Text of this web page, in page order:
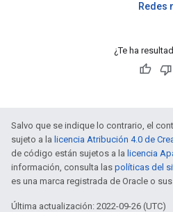
Redes
¿Te ha
Salvo que se indique lo contrario, el
sujeto a la licencia Atribución 4.0 de
de código están sujetos a la licencia
información, consulta las políticas del
es una marca registrada de Oracle o
Última actualización: 2022-09-26 (UTC)